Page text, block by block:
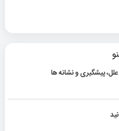
پیشگیری و نشانه ها